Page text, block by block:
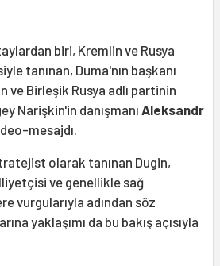
biri, Kremlin ve Rusya
tanınan, Duma'nın başkanı
ve Birleşik Rusya adlı partinin
Narişkin'in danışmanı Aleksandr
mesajdı.
olarak tanınan Dugin,
ve genellikle sağ
vurgularıyla adından söz
yaklaşımı da bu bakış açısıyla